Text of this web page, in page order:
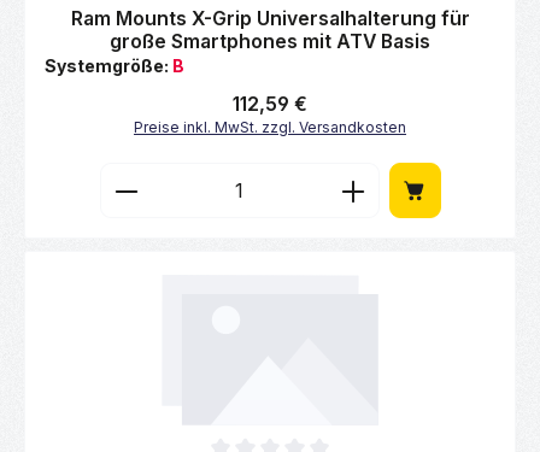
Durchschnittliche Bewertung von 0 von 5 Sternen
Ram Mounts X-Grip Universalhalterung für
große Smartphones mit ATV Basis
Systemgröße: B
Regulärer Preis:
112,59 €
Preise inkl. MwSt. zzgl. Versandkosten
Produkt Anzahl: Gib den gewünschten